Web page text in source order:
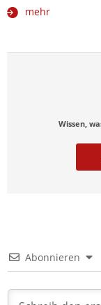
mehr
Wissen,
Abonnieren